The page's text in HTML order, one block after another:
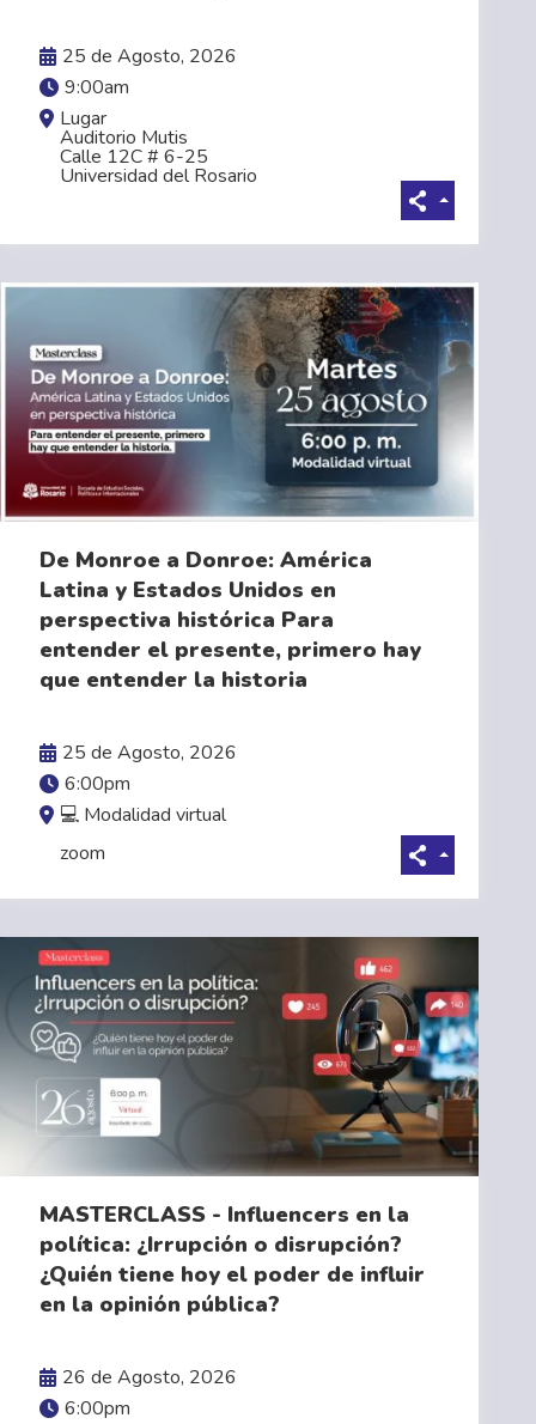
25 de Agosto, 2026
9:00am
Lugar
Auditorio Mutis
Calle 12C # 6-25
Universidad del Rosario
VER MÁS
De Monroe a Donroe: América
Latina y Estados Unidos en
perspectiva histórica Para
entender el presente, primero hay
que entender la historia
25 de Agosto, 2026
6:00pm
💻 Modalidad virtual
zoom
VER MÁS
MASTERCLASS - Influencers en la
política: ¿Irrupción o disrupción?
¿Quién tiene hoy el poder de influir
en la opinión pública?
26 de Agosto, 2026
6:00pm